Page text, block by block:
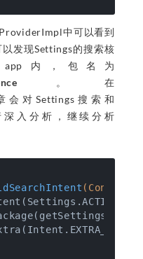
中可以看到
发现Settings的搜索核
内，包名为
。在
会对Settings搜索和
深入分析，继续分析
(Context